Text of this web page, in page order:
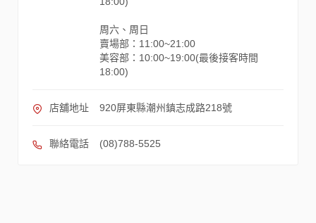
周六、周日
賣場部：11:00~21:00
美容部：10:00~19:00(最後接客時間
18:00)
店舖地址 920屏東縣潮州鎮志成路218號
聯絡電話 (08)788-5525